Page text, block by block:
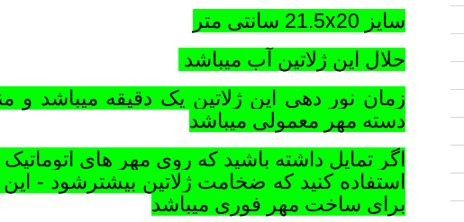
سایز 21.5x20 سانتی متر
حلال این ژلاتین آب میباشد
زمان نور دهی این ژلاتین یک دقیقه میباشد
دسته مهر معمولی میباشد
اگر تمایل داشته باشید که روی مهر های
استفاده کنید که ضخامت ژلاتین بیشترشود -
برای ساخت مهر فوری میباشد